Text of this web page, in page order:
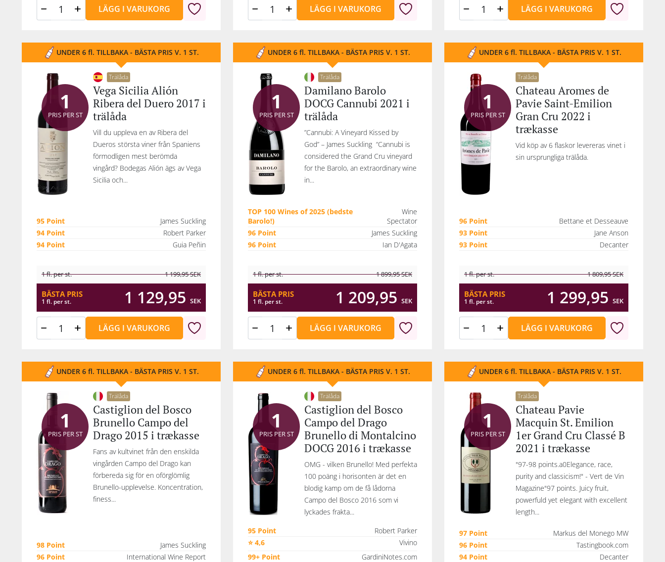
LÄGG I VARUKORG LÄGG I VARUKORG LÄGG I VARUKORG
UNDER 6 fl. TILLBAKA - BÄSTA PRIS V. 1 ST.
1
PRIS PER ST
Trälåda
Vega Sicilia Alión
Ribera del Duero 2017 i
trälåda
Vill du uppleva en av Ribera del
Dueros största viner från Spaniens
förmodligen mest berömda
vingård? Bodegas Alión ägs av Vega
Sicilia och...
95 Point
James Suckling
94 Point
Robert Parker
94 Point
Guia Peñin
1 fl. per st. 1 199,95SEK
BÄSTA PRIS
1 fl. per st. 1 129,95 SEK
LÄGG I VARUKORG
UNDER 6 fl. TILLBAKA - BÄSTA PRIS V. 1 ST.
1
PRIS PER ST
Trälåda
Damilano Barolo
DOCG Cannubi 2021 i
trälåda
”Cannubi: A Vineyard Kissed by
God” – James Suckling “Cannubi is
considered the Grand Cru vineyard
for the Barolo, an extraordinary wine
in...
TOP 100 Wines of 2025 (bedste
Barolo!)
Wine
Spectator
96 Point
James Suckling
96 Point
Ian D'Agata
1 fl. per st. 1 899,95SEK
BÄSTA PRIS
1 fl. per st. 1 209,95 SEK
LÄGG I VARUKORG
UNDER 6 fl. TILLBAKA - BÄSTA PRIS V. 1 ST.
1
PRIS PER ST
Trälåda
Chateau Aromes de
Pavie Saint-Emilion
Gran Cru 2022 i
trækasse
Vid köp av 6 flaskor levereras vinet i
sin ursprungliga trälåda.
96 Point
Bettane et Desseauve
93 Point
Jane Anson
93 Point
Decanter
1 fl. per st. 1 809,95SEK
BÄSTA PRIS
1 fl. per st. 1 299,95 SEK
LÄGG I VARUKORG
UNDER 6 fl. TILLBAKA - BÄSTA PRIS V. 1 ST.
1
PRIS PER ST
Trälåda
Castiglion del Bosco
Brunello Campo del
Drago 2015 i trækasse
Fans av kultvinet från den enskilda
vingården Campo del Drago kan
förbereda sig för en oförglömlig
Brunello-upplevelse. Koncentration,
finess...
98 Point
James Suckling
96 Point
International Wine Report
UNDER 6 fl. TILLBAKA - BÄSTA PRIS V. 1 ST.
1
PRIS PER ST
Trälåda
Castiglion del Bosco
Campo del Drago
Brunello di Montalcino
DOCG 2016 i trækasse
OMG - vilken Brunello! Med perfekta
100 poäng i horisonten är det en
blodig kamp om de få lådorna
Campo del Bosco 2016 som vi
lyckades frakta...
95 Point
Robert Parker
⭐ 4,6
Vivino
99+ Point
GardiniNotes.com
UNDER 6 fl. TILLBAKA - BÄSTA PRIS V. 1 ST.
1
PRIS PER ST
Trälåda
Chateau Pavie
Macquin St. Emilion
1er Grand Cru Classé B
2021 i trækasse
"97-98 points.a0Elegance, race,
purity and classicism!" - Vert de Vin
Magazine"97 points. Juicy fruit,
powerfuld yet elegant with excellent
length...
97 Point
Markus del Monego MW
96 Point
Tastingbook.com
94 Point
Decanter